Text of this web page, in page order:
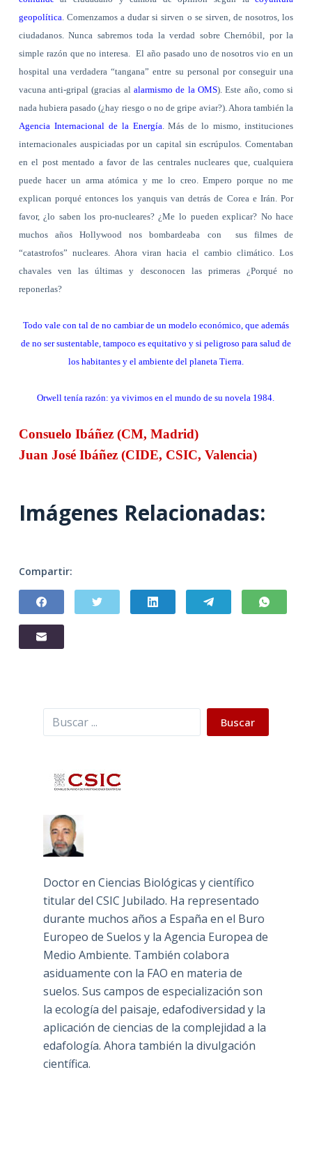
geopolítica . Comenzamos a dudar si sirven o se sirven, de nosotros, los
ciudadanos. Nunca sabremos toda la verdad sobre Chernóbil, por la
simple razón que no interesa.
El año pasado uno de nosotros vio en un
hospital una verdadera “tangana” entre su personal por conseguir una
vacuna anti-gripal (gracias alalarmismo de la OMS). Este año, como si
nada hubiera pasado (¿hay riesgo o no de gripe aviar?). Ahora también la
Agencia Internacional de la Energía . Más de lo mismo, instituciones
internacionales auspiciadas por un capital sin escrúpulos. Comentaban
en el post mentado a favor de las centrales nucleares que, cualquiera
puede hacer un arma atómica y me lo creo. Empero porque no me
explican porqué entonces los yanquis van detrás de Corea e Irán. Por
favor, ¿lo saben los pro-nucleares? ¿Me lo pueden explicar? No hace
muchos años Hollywood nos bombardeaba con
sus filmes de
“catastrofos” nucleares. Ahora viran hacia el cambio climático. Los
chavales ven las últimas y desconocen las primeras ¿Porqué no
reponerlas?
Todo vale con tal de no cambiar de un modelo económico, que además
de no ser sustentable, tampoco es equitativo y si peligroso para salud de
los habitantes y el ambiente del planeta Tierra.
Orwell tenía razón: ya vivimos en el mundo de su novela 1984.
Consuelo Ibáñez (CM, Madrid)
Juan José Ibáñez (CIDE, CSIC, Valencia)
Imágenes Relacionadas:
Compartir:
Buscar Buscar
Doctor en Ciencias Biológicas y científico
titular del CSIC Jubilado. Ha representado
durante muchos años a España en el Buro
Europeo de Suelos y la Agencia Europea de
Medio Ambiente. También colabora
asiduamente con la FAO en materia de
suelos. Sus campos de especialización son
la ecología del paisaje, edafodiversidad y la
aplicación de ciencias de la complejidad a la
edafología. Ahora también la divulgación
científica.